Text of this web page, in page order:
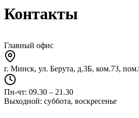
Контакты
Главный офис
г. Минск, ул. Берута, д.3Б, ком.73,
Пн-чт: 09.30 – 21.30
Выходной: суббота, воскресенье